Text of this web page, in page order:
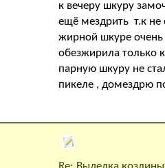
к вечеру шкуру
ещё мездрить т.к не
жирной шкуре
обезжирила только
парную шкуру не
пикеле , домездрю